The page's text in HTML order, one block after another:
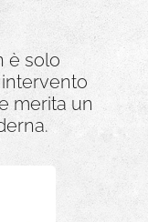
è solo
merita un